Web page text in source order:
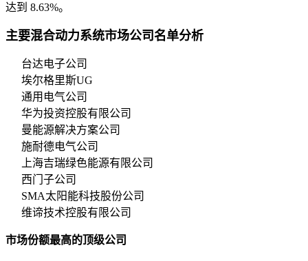
达到 8.63%。
主要混合动力系统市场公司名单分析
台达电子公司
埃尔格里斯UG
通用电气公司
华为投资控股有限公司
曼能源解决方案公司
施耐德电气公司
上海吉瑞绿色能源有限公司
西门子公司
SMA太阳能科技股份公司
维谛技术控股有限公司
市场份额最高的顶级公司